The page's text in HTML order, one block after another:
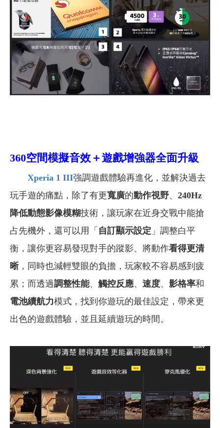
360空間模擬音效＋遊戲增強器全面升級
Xperia 1 III強調遊戲體驗再進化，並解決過去
玩手遊的痛點，除了有更寬廣的動作視野、 240Hz
降低動態影像模糊技術，讓玩家在近身交戰中能搶
占先機外，還可以用「 自訂顯示設定 」調整白平
衡，讓你更容易發現對手的蹤影、將動作看得更清
晰，同時也減輕雙眼的負擔，玩家較不容易感到疲
累；而透過調整性能、 觸控反應、 速度、 影格率和
電池續航力模式，找到你遊玩的最佳設定，帶來更
出色的遊戲體驗，並且延續遊玩的時間。